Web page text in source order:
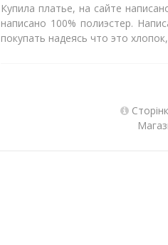
Купила платье, на сайте
написано 100% полиэстер.
покупать надеясь что это